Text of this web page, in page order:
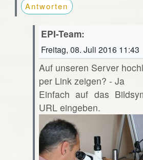
Antworten
EPI-Team:
Freitag, 08. Juli 2016 11:43
Auf unseren Server
per Link zeigen? - Ja
Einfach auf das
URL eingeben.